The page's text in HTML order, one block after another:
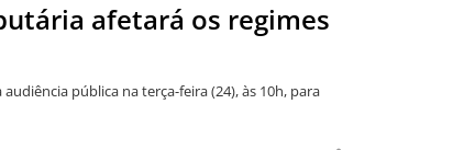
afetará os regimes
pública na terça-feira (24), às 10h, para